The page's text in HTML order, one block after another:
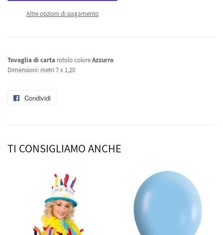
Altre opzioni di pagamento
Tovaglia di carta rotolo coloreAzzurro
Dimensioni: metri 7 x 1,20
Condividi
TI CONSIGLIAMO ANCHE